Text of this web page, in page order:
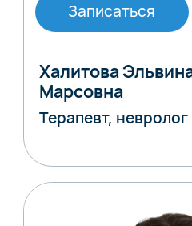
Записаться
Халитова
Марсовна
Терапевт, невролог